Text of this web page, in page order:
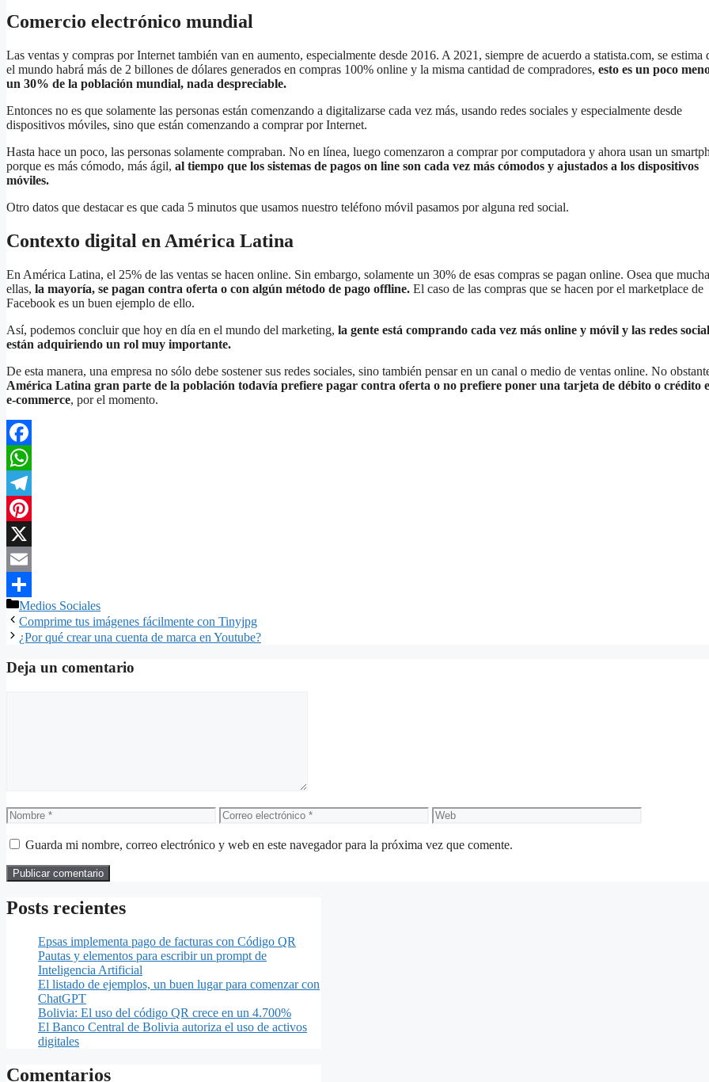
Comercio electrónico mundial
Las ventas y compras por Internet también van en aumento, especialmente desde 2016. A 2021, siempre de acuerdo a statista.com, se estima
el mundo habrá más de 2 billones de dólares generados en compras 100% online y la misma cantidad de compradores, esto es un poco
un 30% de la población mundial, nada despreciable.
Entonces no es que solamente las personas están comenzando a digitalizarse cada vez más, usando redes sociales y especialmente desde
dispositivos móviles, sino que están comenzando a comprar por Internet.
Hasta hace un poco, las personas solamente compraban. No en línea, luego comenzaron a comprar por computadora y ahora usan un
porque es más cómodo, más ágil, al tiempo que los sistemas de pagos on line son cada vez más cómodos y ajustados a los dispositivos
móviles.
Otro datos que destacar es que cada 5 minutos que usamos nuestro teléfono móvil pasamos por alguna red social.
Contexto digital en América Latina
En América Latina, el 25% de las ventas se hacen online. Sin embargo, solamente un 30% de esas compras se pagan online. Osea que
ellas, la mayoría, se pagan contra oferta o con algún método de pago offline. El caso de las compras que se hacen por el marketplace de
Facebook es un buen ejemplo de ello.
Así, podemos concluir que hoy en día en el mundo del marketing, la gente está comprando cada vez más online y móvil y las redes
están adquiriendo un rol muy importante.
De esta manera, una empresa no sólo debe sostener sus redes sociales, sino también pensar en un canal o medio de ventas online. No
América Latina gran parte de la población todavía prefiere pagar contra oferta o no prefiere poner una tarjeta de débito o crédito
e-commerce, por el momento.
Facebook
WhatsApp
Telegram
Pinterest
X
Email
Compartir
Categorías
Medios Sociales
Comprime tus imágenes fácilmente con Tinyjpg
¿Por qué crear una cuenta de marca en Youtube?
Deja un comentario
Nombre
Correo
electrónico
Web
Guarda mi nombre, correo electrónico y web en este navegador para la próxima vez que comente.
Posts recientes
Epsas implementa pago de facturas con Código QR
Pautas y elementos para escribir un prompt de
Inteligencia Artificial
El listado de ejemplos, un buen lugar para comenzar con
ChatGPT
Bolivia: El uso del código QR crece en un 4.700%
El Banco Central de Bolivia autoriza el uso de activos
digitales
Comentarios